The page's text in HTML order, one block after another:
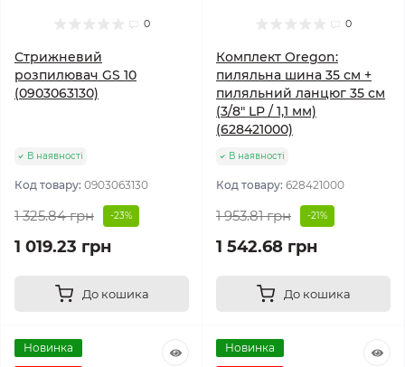
0
Стрижневий
розпилювач GS 10
(0903063130)
В наявності
Код товару: 0903063130
1 325.84 грн -23%
1 019.23 грн
До кошика
0
Комплект Oregon:
пиляльна шина 35 см +
пиляльний ланцюг 35 см
(3/8" LP / 1,1 мм)
(628421000)
В наявності
Код товару: 628421000
1 953.81 грн -21%
1 542.68 грн
До кошика
Новинка
Новинка